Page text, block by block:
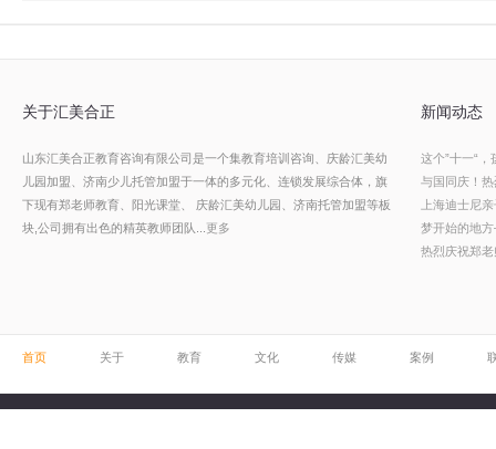
关于汇美合正
山东汇美合正教育咨询有限公司是一个集教育培训咨询、庆龄汇美幼
儿园加盟、济南少儿托管加盟于一体的多元化、连锁发展综合体，旗
下现有郑老师教育、阳光课堂、 庆龄汇美幼儿园、济南托管加盟等板
块, 公司拥有出色的精英教师团队... 更多
新闻动态
这个”十一“
与国同庆！
上海迪士尼
梦开始的地
热烈庆祝郑
首页 关于 教育 文化 传媒 案例